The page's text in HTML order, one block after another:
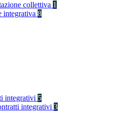
collettiva 1
integrativa 8
integrativi 5
integrativi 3